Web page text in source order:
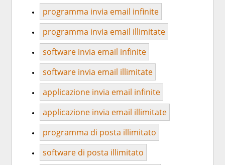
programma invia email infinite
programma invia email illimitate
software invia email infinite
software invia email illimitate
applicazione invia email infinite
applicazione invia email illimitate
programma di posta illimitato
software di posta illimitato